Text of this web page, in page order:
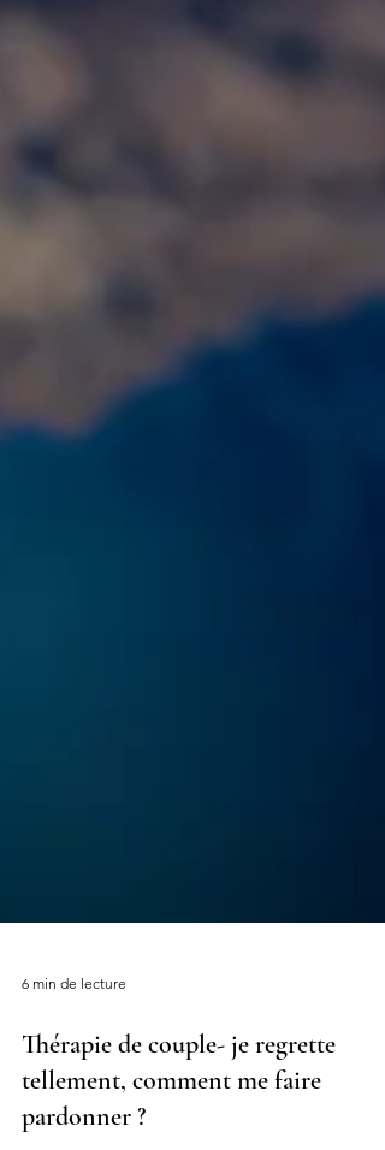
6 min de lecture
Thérapie de couple- je regrette
tellement, comment me faire